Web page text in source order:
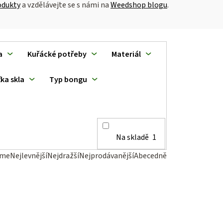
a vzdělávejte se s námi naWeedshop blogu.
NejlevnějšíNejdražšíNejprodávanějšíAbecedně
Na skladě 1
Kuřácké potřeby Materiál
skla Typ bongu